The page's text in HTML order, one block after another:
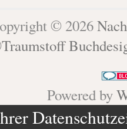
© 2026
Powered by